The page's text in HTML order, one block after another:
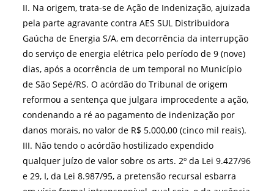
II. Na origem, trata-se de Ação de Indenização, ajuizada
pela parte agravante contra AES SUL Distribuidora
Gaúcha de Energia S/A, em decorrência da interrupção
do serviço de energia elétrica pelo período de 9 (nove)
dias, após a ocorrência de um temporal no Município
de São Sepé/RS. O acórdão do Tribunal de origem
reformou a sentença que julgara improcedente a ação,
condenando a ré ao pagamento de indenização por
danos morais, no valor de R$ 5.000,00 (cinco mil reais).
III. Não tendo o acórdão hostilizado expendido
qualquer juízo de valor sobre os arts. 2º da Lei 9.427/96
e 29, I, da Lei 8.987/95, a pretensão recursal esbarra